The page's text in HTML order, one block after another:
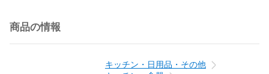
商品の情報
キッチン・日用品・その他